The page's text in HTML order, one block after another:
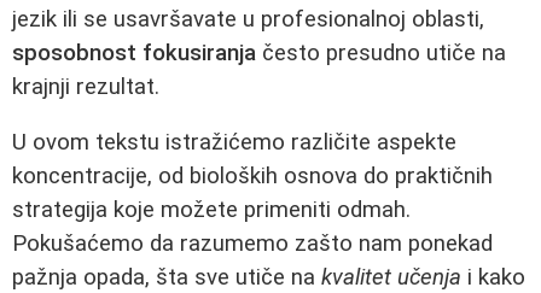
jezik ili se usavršavate u profesionalnoj oblasti,
sposobnost fokusiranja često presudno utiče na
krajnji rezultat.
U ovom tekstu istražićemo različite aspekte
koncentracije, od bioloških osnova do praktičnih
strategija koje možete primeniti odmah.
Pokušaćemo da razumemo zašto nam ponekad
pažnja opada, šta sve utiče na kvalitet učenja i kako